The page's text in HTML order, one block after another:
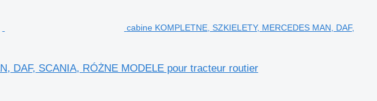
cabine KOMPLETNE, SZKIELETY, MERCEDES MAN, DAF,
DAF, SCANIA, RÓŻNE MODELE pour tracteur routier